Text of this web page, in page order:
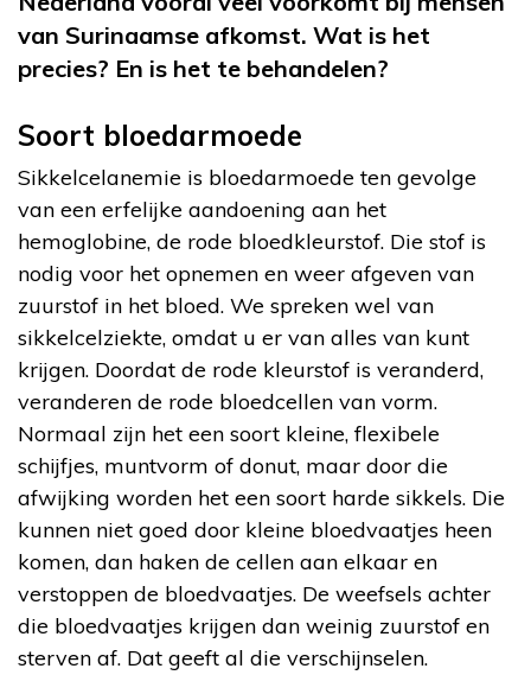
van Surinaamse afkomst. Wat is het
precies? En is het te behandelen?
Soort bloedarmoede
Sikkelcelanemie is bloedarmoede ten gevolge
van een erfelijke aandoening aan het
hemoglobine, de rode bloedkleurstof. Die stof is
nodig voor het opnemen en weer afgeven van
zuurstof in het bloed. We spreken wel van
sikkelcelziekte, omdat u er van alles van kunt
krijgen. Doordat de rode kleurstof is veranderd,
veranderen de rode bloedcellen van vorm.
Normaal zijn het een soort kleine, flexibele
schijfjes, muntvorm of donut, maar door die
afwijking worden het een soort harde sikkels. Die
kunnen niet goed door kleine bloedvaatjes heen
komen, dan haken de cellen aan elkaar en
verstoppen de bloedvaatjes. De weefsels achter
die bloedvaatjes krijgen dan weinig zuurstof en
sterven af. Dat geeft al die verschijnselen.